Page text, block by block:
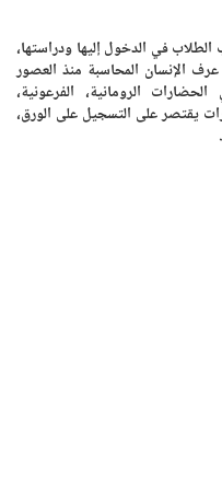
في الدخول إليها ودراستها،
عرف الإنسان المحاسبة منذ العصور
الرومانية، الفرعونية،
يقتصر على التسجيل على الورق،